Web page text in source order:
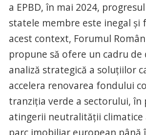
a EPBD, în mai 2024,
statele membre este inegal și
acest context, Forumul
propune să ofere un cadru de
analiză strategică a soluțiilor
accelera renovarea fondului
tranziția verde a sectorului, în
atingerii neutralității climatice